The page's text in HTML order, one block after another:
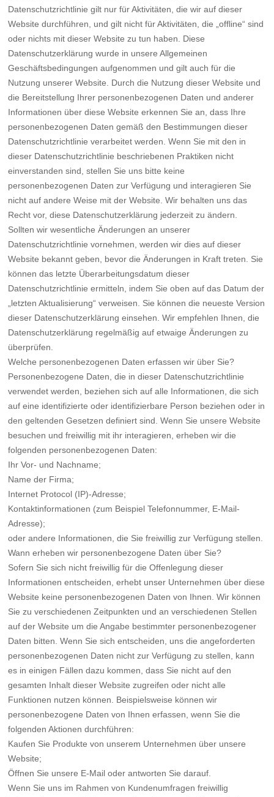
Datenschutzrichtlinie gilt nur für Aktivitäten, die wir auf dieser
Website durchführen, und gilt nicht für Aktivitäten, die „offline“ sind
oder nichts mit dieser Website zu tun haben. Diese
Datenschutzerklärung wurde in unsere Allgemeinen
Geschäftsbedingungen aufgenommen und gilt auch für die
Nutzung unserer Website. Durch die Nutzung dieser Website und
die Bereitstellung Ihrer personenbezogenen Daten und anderer
Informationen über diese Website erkennen Sie an, dass Ihre
personenbezogenen Daten gemäß den Bestimmungen dieser
Datenschutzrichtlinie verarbeitet werden. Wenn Sie mit den in
dieser Datenschutzrichtlinie beschriebenen Praktiken nicht
einverstanden sind, stellen Sie uns bitte keine
personenbezogenen Daten zur Verfügung und interagieren Sie
nicht auf andere Weise mit der Website. Wir behalten uns das
Recht vor, diese Datenschutzerklärung jederzeit zu ändern.
Sollten wir wesentliche Änderungen an unserer
Datenschutzrichtlinie vornehmen, werden wir dies auf dieser
Website bekannt geben, bevor die Änderungen in Kraft treten. Sie
können das letzte Überarbeitungsdatum dieser
Datenschutzrichtlinie ermitteln, indem Sie oben auf das Datum der
„letzten Aktualisierung“ verweisen. Sie können die neueste Version
dieser Datenschutzerklärung einsehen. Wir empfehlen Ihnen, die
Datenschutzerklärung regelmäßig auf etwaige Änderungen zu
überprüfen.
Welche personenbezogenen Daten erfassen wir über Sie?
Personenbezogene Daten, die in dieser Datenschutzrichtlinie
verwendet werden, beziehen sich auf alle Informationen, die sich
auf eine identifizierte oder identifizierbare Person beziehen oder in
den geltenden Gesetzen definiert sind. Wenn Sie unsere Website
besuchen und freiwillig mit ihr interagieren, erheben wir die
folgenden personenbezogenen Daten:
Ihr Vor- und Nachname;
Name der Firma;
Internet Protocol (IP)-Adresse;
Kontaktinformationen (zum Beispiel Telefonnummer, E-Mail-
Adresse);
oder andere Informationen, die Sie freiwillig zur Verfügung stellen.
Wann erheben wir personenbezogene Daten über Sie?
Sofern Sie sich nicht freiwillig für die Offenlegung dieser
Informationen entscheiden, erhebt unser Unternehmen über diese
Website keine personenbezogenen Daten von Ihnen. Wir können
Sie zu verschiedenen Zeitpunkten und an verschiedenen Stellen
auf der Website um die Angabe bestimmter personenbezogener
Daten bitten. Wenn Sie sich entscheiden, uns die angeforderten
personenbezogenen Daten nicht zur Verfügung zu stellen, kann
es in einigen Fällen dazu kommen, dass Sie nicht auf den
gesamten Inhalt dieser Website zugreifen oder nicht alle
Funktionen nutzen können. Beispielsweise können wir
personenbezogene Daten von Ihnen erfassen, wenn Sie die
folgenden Aktionen durchführen:
Kaufen Sie Produkte von unserem Unternehmen über unsere
Website;
Öffnen Sie unsere E-Mail oder antworten Sie darauf.
Wenn Sie uns im Rahmen von Kundenumfragen freiwillig